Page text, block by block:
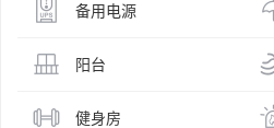
备用电源
阳台
健身房